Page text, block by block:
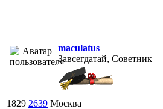
maculatus
Завсегдатай, Советник
1829 2639 Москва